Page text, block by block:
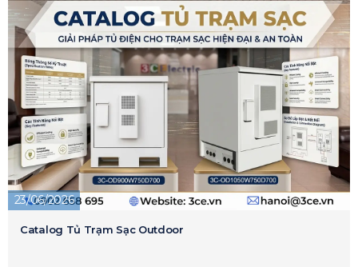
23/06/2026
Catalog Tủ Trạm Sạc Outdoor